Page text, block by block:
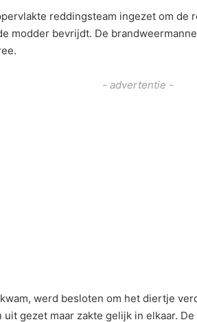
reddingsteam ingezet om de
modder bevrijdt. De
- advertentie -
werd besloten om het diertje
gezet maar zakte gelijk in elkaar.